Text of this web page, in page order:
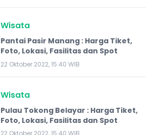
Wisata
Pantai Pasir Manang : Harga Tiket,
Foto, Lokasi, Fasilitas dan Spot
22 Oktober 2022, 15:40 WIB
Wisata
​Pulau Tokong Belayar : Harga Tiket,
Foto, Lokasi, Fasilitas dan Spot